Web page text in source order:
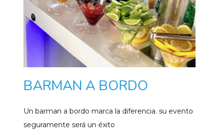
BARMAN A BORDO
Un barman a bordo marca la diferencia. su evento
seguramente será un éxito